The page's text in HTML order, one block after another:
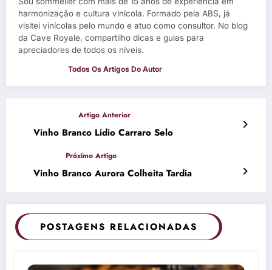
harmonização e cultura vinícola. Formado pela ABS, já
visitei vinícolas pelo mundo e atuo como consultor. No blog
da Cave Royale, compartilho dicas e guias para
apreciadores de todos os níveis.
Vinho Branco Lidio Carraro Selo
Vinho Branco Aurora Colheita Tardia
POSTAGENS RELACIONADAS